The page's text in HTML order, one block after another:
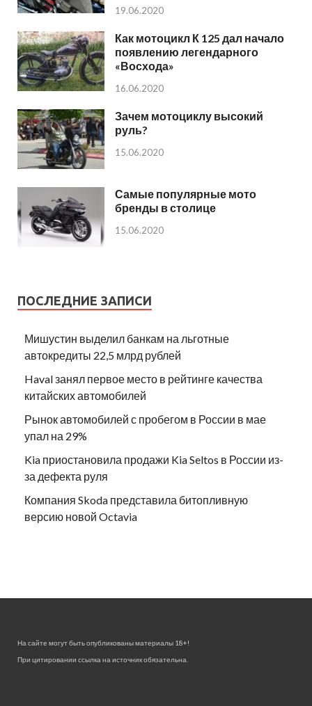
19.06.2020
Как мотоцикл К 125 дал начало
появлению легендарного
«Восхода»
16.06.2020
Зачем мотоциклу высокий
руль?
15.06.2020
Самые популярные мото
бренды в столице
15.06.2020
ПОСЛЕДНИЕ ЗАПИСИ
Мишустин выделил банкам на льготные
автокредиты 22,5 млрд рублей
Haval занял первое место в рейтинге качества
китайских автомобилей
Рынок автомобилей с пробегом в России в мае
упал на 29%
Kia приостановила продажи Kia Seltos в России из-
за дефекта руля
Компания Skoda представила битопливную
версию новой Octavia
На сайте могут быть опубликованы материалы 18+!
При цитировании ссылка на источник обязательна.